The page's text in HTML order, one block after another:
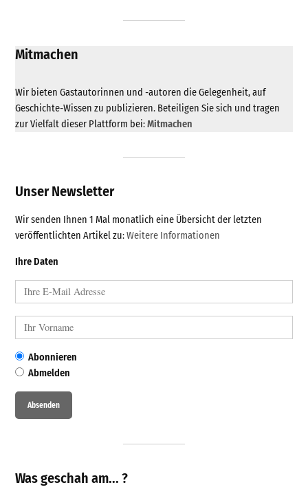
Mitmachen
Wir bieten Gastautorinnen und -autoren die Gelegenheit, auf
Geschichte-Wissen zu publizieren. Beteiligen Sie sich und tragen
zur Vielfalt dieser Plattform bei:Mitmachen
Unser Newsletter
Wir senden Ihnen 1 Mal monatlich eine Übersicht der letzten
veröffentlichten Artikel zu:Weitere Informationen
Ihre Daten
Abonnieren
Abmelden
Was geschah am... ?